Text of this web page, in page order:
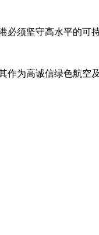
必须坚守高水平的可
作为高诚信绿色航空